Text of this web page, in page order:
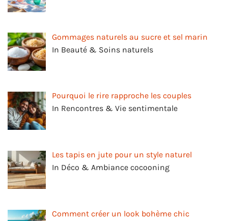
Gommages naturels au sucre et sel marin
In Beauté & Soins naturels
Pourquoi le rire rapproche les couples
In Rencontres & Vie sentimentale
Les tapis en jute pour un style naturel
In Déco & Ambiance cocooning
Comment créer un look bohème chic